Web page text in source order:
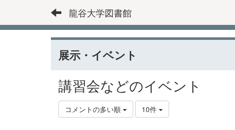
龍谷大学図書館
展示・イベント
講習会などのイベント
コメントの多い順 10件